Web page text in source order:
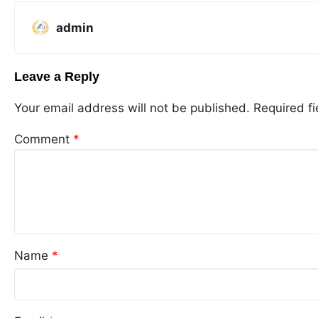
admin
Leave a Reply
Your email address will not be published. Required
Comment *
Name *